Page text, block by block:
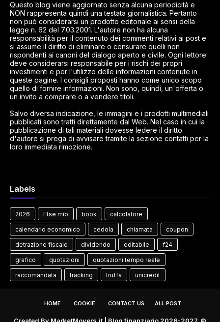
Questo blog viene aggiornato senza alcuna periodicità e
NON rappresenta quindi una testata giornalistica. Pertanto
non può considerarsi un prodotto editoriale ai sensi della
legge n. 62 del 7.03.2001. L'autore non ha alcuna
responsabilità per il contenuto dei commenti relativi ai post e
si assume il diritto di eliminare o censurare quelli non
rispondenti ai canoni del dialogo aperto e civile. Ogni lettore
deve considerarsi responsabile per i rischi dei propri
investimenti e per l'utilizzo delle informazioni contenute in
queste pagine. I consigli proposti hanno come unico scopo
quello di fornire informazioni. Non sono, quindi, un'offerta o
un invito a comprare o a vendere titoli.
Salvo diversa indicazione, le immagini e i prodotti multimediali
pubblicati sono tratti direttamente dal Web. Nel caso in cui la
pubblicazione di tali materiali dovesse ledere il diritto
d'autore si prega di avvisare tramite la sezione contatti per la
loro immediata rimozione.
Labels
2026 Ftse mib book calcolatore
calendario economico cedola chiamata coupon
detrazione fiscale dividendo editabile f24
grafico quotazioni quotazioni tempo reale
raccomandata tracking truffa unicredit
HOME COOKIE CONTACT US ALL POST